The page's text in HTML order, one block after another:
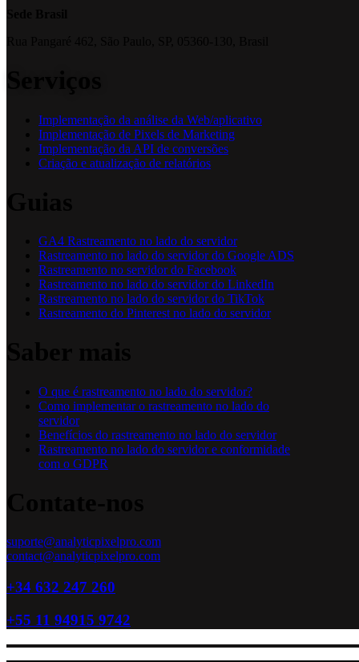
Implementação da análise da Web/aplicativo
Implementação de Pixels de Marketing
Implementação da API de conversões
Criação e atualização de relatórios
GA4 Rastreamento no lado do servidor
Rastreamento no lado do servidor do Google ADS
Rastreamento no servidor do Facebook
Rastreamento no lado do servidor do LinkedIn
Rastreamento no lado do servidor do TikTok
Rastreamento do Pinterest no lado do servidor
O que é rastreamento no lado do servidor?
Como implementar o rastreamento no lado do
servidor
Benefícios do rastreamento no lado do servidor
Rastreamento no lado do servidor e conformidade
com o GDPR
suporte@analyticpixelpro.com
contact@analyticpixelpro.com
+34 632 247 260
+55 11 94915 9742